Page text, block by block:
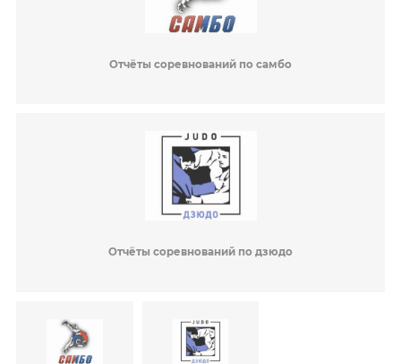
Отчёты соревнований по самбо
Отчёты соревнований по дзюдо